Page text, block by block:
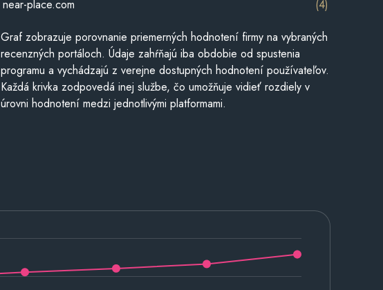
near-place.com
(4)
Graf zobrazuje porovnanie priemerných hodnotení firmy na vybraných
recenzných portáloch. Údaje zahŕňajú iba obdobie od spustenia
programu a vychádzajú z verejne dostupných hodnotení používateľov.
Každá krivka zodpovedá inej službe, čo umožňuje vidieť rozdiely v
úrovni hodnotení medzi jednotlivými platformami.